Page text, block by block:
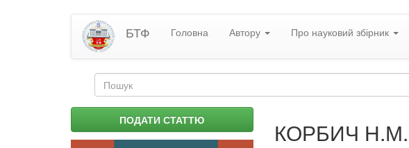
БТФ Головна Автору Про науковий збірник
Пошукова
форма
ПОДАТИ СТАТТЮ КОРБИЧ Н.М.